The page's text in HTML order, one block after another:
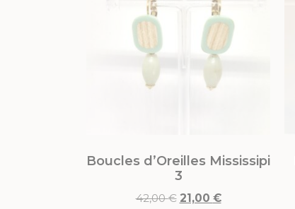
Boucles d’Oreilles Mississipi
3
42,00€ 21,00 €